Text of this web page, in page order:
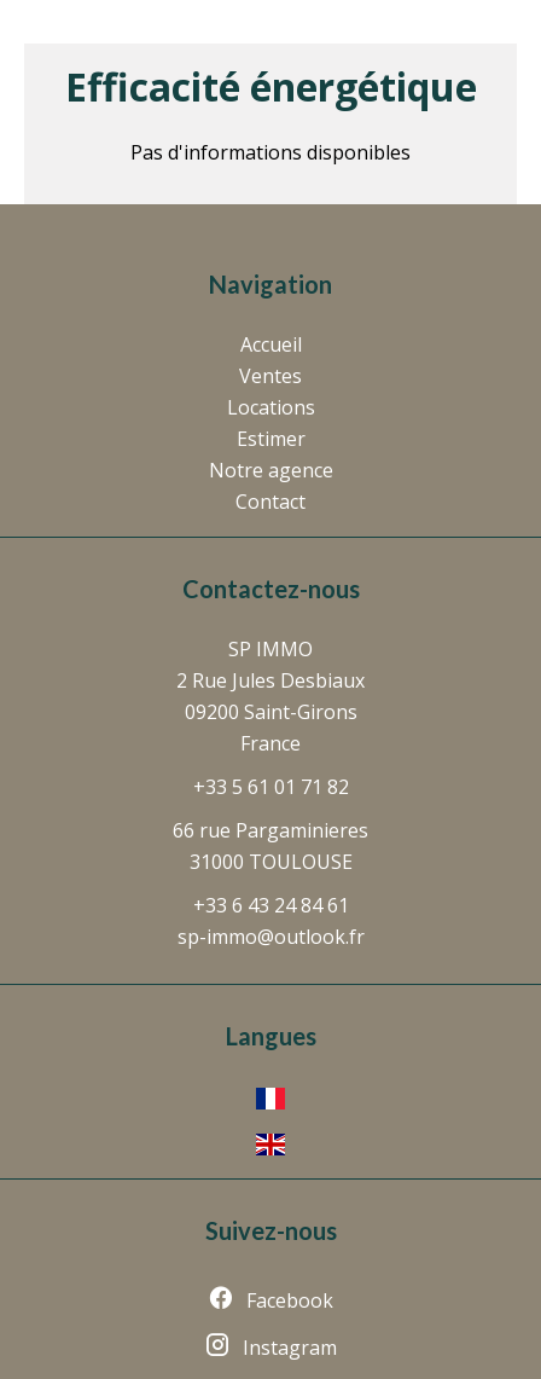
Efficacité énergétique
Pas d'informations disponibles
Navigation
Accueil
Ventes
Locations
Estimer
Notre agence
Contact
Contactez-nous
SP IMMO
2 Rue Jules Desbiaux
09200 Saint-Girons
France
+33 5 61 01 71 82
66 rue Pargaminieres
31000 TOULOUSE
+33 6 43 24 84 61
sp-immo@outlook.fr
Langues
Suivez-nous
Facebook
Instagram